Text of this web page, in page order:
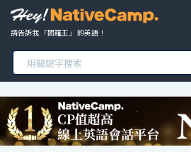
請告訴我 「閻羅王」 的英語！